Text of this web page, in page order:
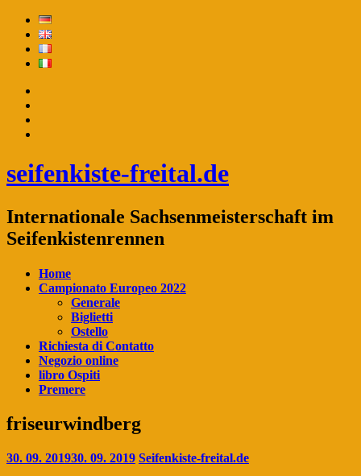
seifenkiste-freital.de
Internationale Sachsenmeisterschaft im
Seifenkistenrennen
Home
Campionato Europeo 2022
Generale
Biglietti
Ostello
Richiesta di Contatto
Negozio online
libro Ospiti
Premere
friseurwindberg
30. 09. 201930. 09. 2019 Seifenkiste-freital.de